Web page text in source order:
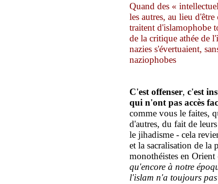
Quand des «
les autres, au lieu
traitent d'islamophobe
de la critique athée de
nazies s'évertuaient,
naziophobes
C'est offenser, c'est
qui n'ont pas accès
comme vous le faites,
d'autres, du fait de leurs
le jihadisme - cela
et la sacralisation de la
monothéistes en
qu'encore à notre
l'islam n'a toujours pas